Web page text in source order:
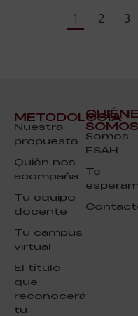
1 2 3
METODOLOGÍA
Nuestra
propuesta
Quién nos
acompaña
Tu equipo
docente
Tu campus
virtual
El título
que
reconocerá
tu
SOMOS
Somos
ESAH
Te